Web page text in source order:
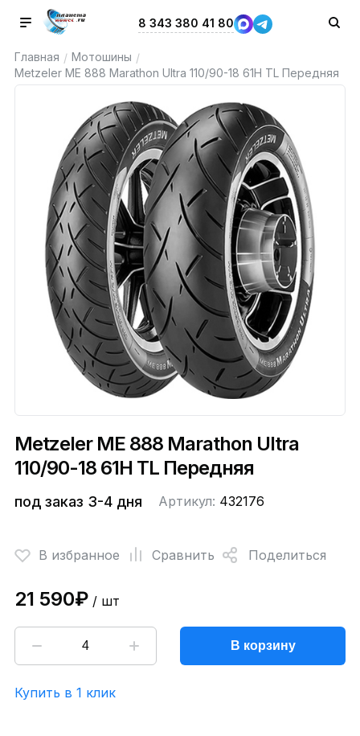
8 343 380 41 80
Главная / Мотошины /
Metzeler ME 888 Marathon Ultra 110/90-18 61H TL Передняя
Metzeler ME 888 Marathon Ultra
110/90-18 61H TL Передняя
под заказ 3-4 дня Артикул: 432176
В избранное Сравнить Поделиться
21 590₽/ шт
В корзину
Купить в 1 клик